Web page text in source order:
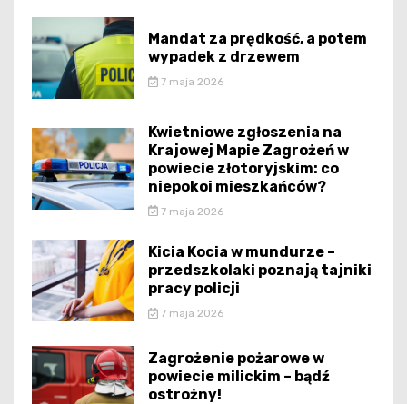
Mandat za prędkość, a potem
wypadek z drzewem
7 maja 2026
Kwietniowe zgłoszenia na
Krajowej Mapie Zagrożeń w
powiecie złotoryjskim: co
niepokoi mieszkańców?
7 maja 2026
Kicia Kocia w mundurze –
przedszkolaki poznają tajniki
pracy policji
7 maja 2026
Zagrożenie pożarowe w
powiecie milickim – bądź
ostrożny!